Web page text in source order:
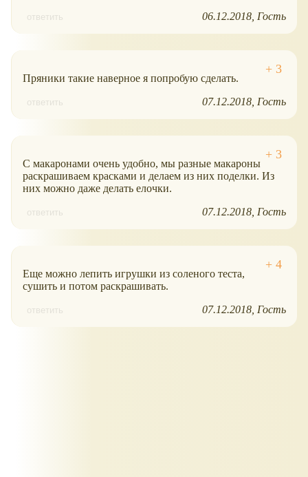
ответить 06.12.2018 Гость
Пряники такие наверное я попробую сделать.
ответить 07.12.2018 Гость
С макаронами очень удобно, мы разные макароны
раскрашиваем красками и делаем из них поделки. Из
них можно даже делать елочки.
ответить 07.12.2018 Гость
Еще можно лепить игрушки из соленого теста,
сушить и потом раскрашивать.
ответить 07.12.2018 Гость